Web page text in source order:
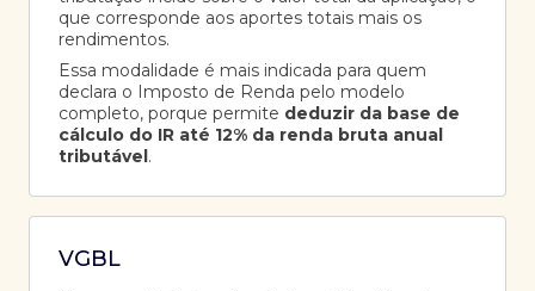
que corresponde aos aportes totais mais os
rendimentos.
Essa modalidade é mais indicada para quem
declara o Imposto de Renda pelo modelo
completo, porque permite deduzir da base de
cálculo do IR até 12% da renda bruta anual
tributável.
VGBL